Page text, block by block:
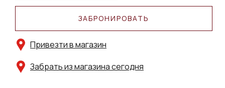
ЗАБРОНИРОВАТЬ
Привезти в магазин
Забрать из магазина сегодня